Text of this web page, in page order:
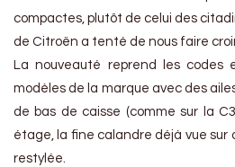
compactes, plutôt de celui des
de Citroën a tenté de nous faire
La nouveauté reprend les codes
modèles de la marque avec des
de bas de caisse (comme sur la
étage, la fine calandre déjà vue sur
restylée.